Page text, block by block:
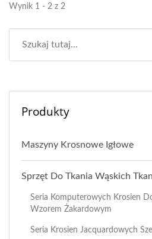
Wynik 1 - 2 z 2
Produkty
Maszyny Krosnowe Igłowe
Sprzęt Do Tkania Wąskich
Seria Komputerowych Krosien
Wzorem Żakardowym
Seria Krosien Jacquardowych